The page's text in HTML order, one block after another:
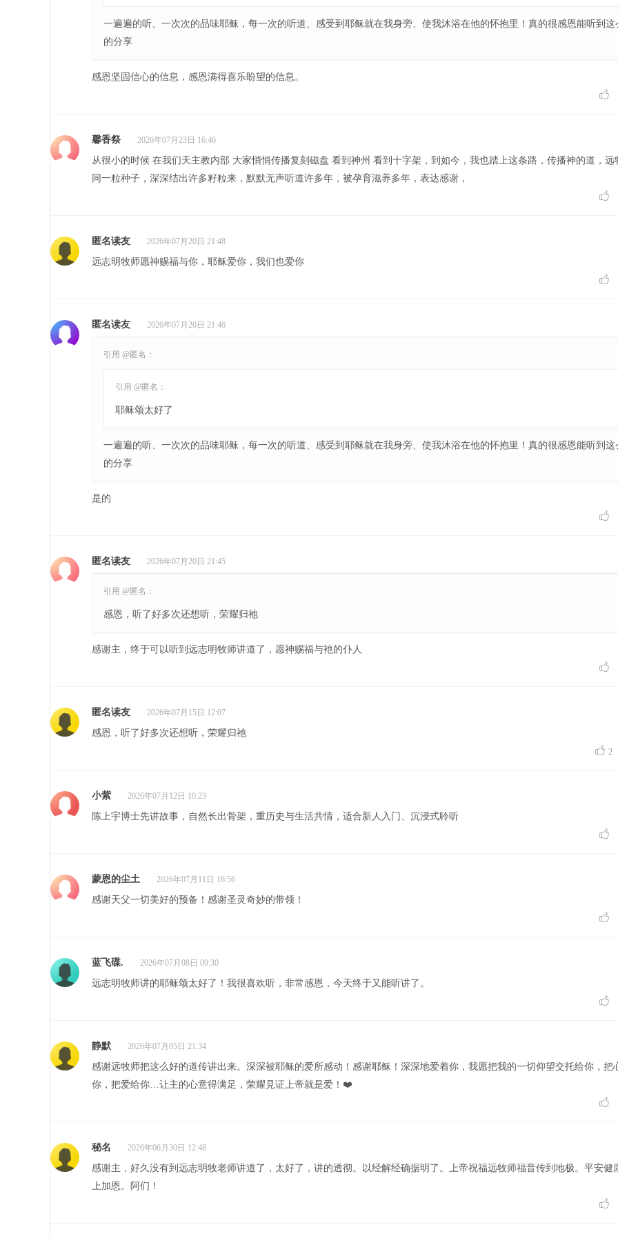
一遍遍的听、一次次的品味耶稣，每一次的听道、感受到耶稣就在我身旁、使我沐浴在他的怀抱里！真的很感恩能听到这
的分享
感恩坚固信心的信息，感恩满得喜乐盼望的信息。

馨香祭 2026年07月23日 16:46
从很小的时候 在我们天主教内部 大家悄悄传播复刻磁盘 看到神州 看到十字架，到如今，我也踏上这条路，传播神的道，远
同一粒种子，深深结出许多籽粒来，默默无声听道许多年，被孕育滋养多年，表达感谢，

匿名读友 2026年07月20日 21:48
远志明牧师愿神赐福与你，耶稣爱你，我们也爱你

匿名读友 2026年07月20日 21:46
引用 @匿名：
引用 @匿名：
耶稣颂太好了
一遍遍的听、一次次的品味耶稣，每一次的听道、感受到耶稣就在我身旁、使我沐浴在他的怀抱里！真的很感恩能听到这
的分享
是的

匿名读友 2026年07月20日 21:45
引用 @匿名：
感恩，听了好多次还想听，荣耀归祂
感谢主，终于可以听到远志明牧师讲道了，愿神赐福与衪的仆人

匿名读友 2026年07月15日 12:07
感恩，听了好多次还想听，荣耀归祂
 2
小紫 2026年07月12日 10:23
陈上宇博士先讲故事，自然长出骨架，重历史与生活共情，适合新人入门、沉浸式聆听

蒙恩的尘土 2026年07月11日 16:56
感谢天父一切美好的预备！感谢圣灵奇妙的带领！

蓝飞碟. 2026年07月08日 09:30
远志明牧师讲的耶稣颂太好了！我很喜欢听，非常感恩，今天终于又能听讲了。

静默 2026年07月05日 21:34
感谢远牧师把这么好的道传讲出来。深深被耶稣的爱所感动！感谢耶稣！深深地爱着你，我愿把我的一切仰望交托给你，把
你，把爱给你…让主的心意得满足，荣耀見证上帝就是爱！❤️

秘名 2026年06月30日 12:48
感谢主，好久没有到远志明牧老师讲道了，太好了，讲的透彻。以经解经确据明了。上帝祝福远牧师福音传到地极。平安健
上加恩。阿们！
